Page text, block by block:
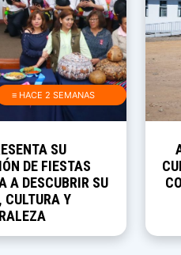
≡ HACE 2 SEMANAS
SU
DE FIESTAS
A DESCUBRIR SU
Y